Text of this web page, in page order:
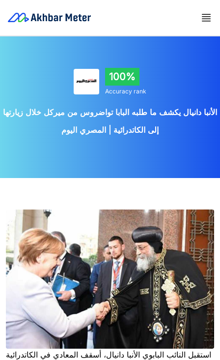
100%
Accuracy rank
الأنبا دانيال يكشف ما طلبه البابا تواضروس من ميركل خلال زيارتها
إلى الكاتدرائية | المصري اليوم
استقبل النائب البابوي الأنبا دانيال، أسقف المعادي في الكاتدرائية